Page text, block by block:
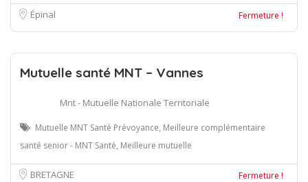
Épinal Fermeture !
Mutuelle santé MNT – Vannes
Mnt - Mutuelle Nationale Territoriale
Mutuelle MNT Santé Prévoyance, Meilleure complémentaire
santé senior - MNT Santé, Meilleure mutuelle
BRETAGNE Fermeture !